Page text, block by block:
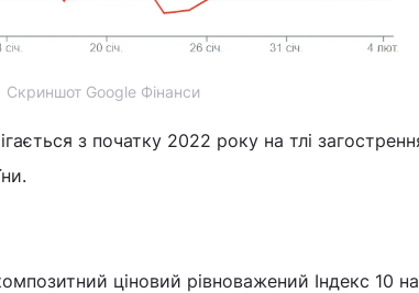
Скриншот Google Фінанси
з початку 2022 року на тлі
ціновий рівноважений Індекс 10